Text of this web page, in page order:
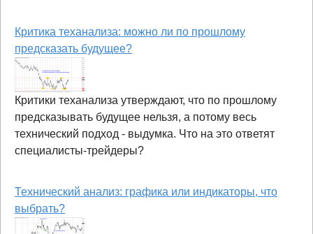
Критика теханализа: можно ли по прошлому
предсказать будущее?
Критики теханализа утверждают, что по прошлому
предсказывать будущее нельзя, а потому весь
технический подход - выдумка. Что на это ответят
специалисты-трейдеры?
Технический анализ: графика или индикаторы, что
выбрать?